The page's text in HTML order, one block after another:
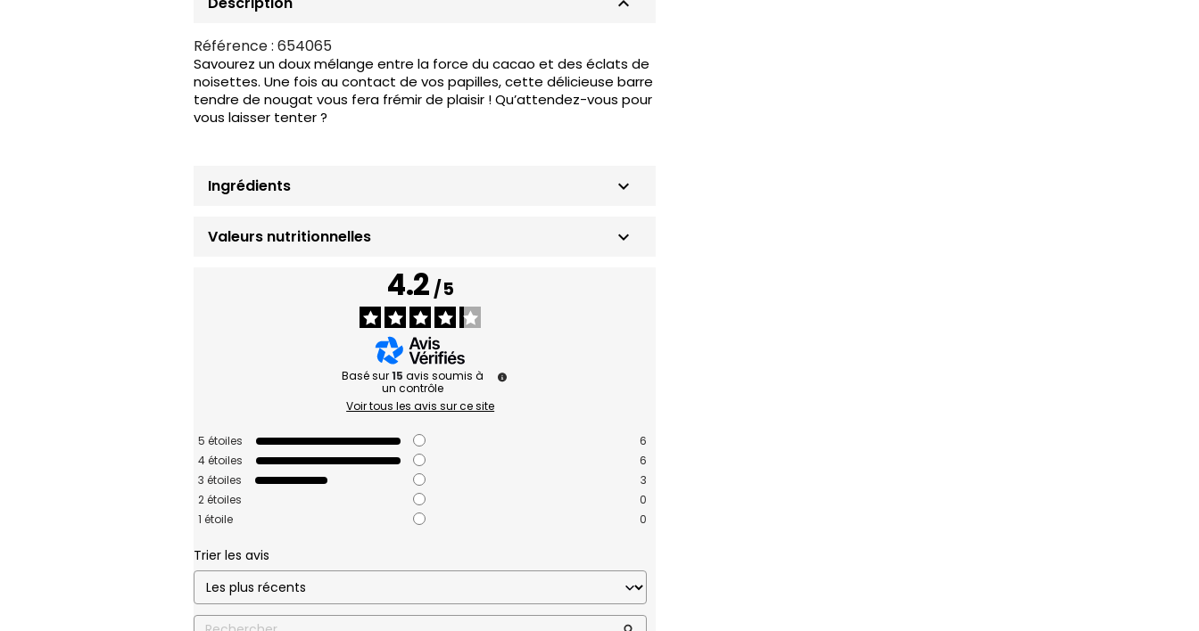
Référence : 654065
Savourez un doux mélange entre la force du cacao et des éclats de
noisettes. Une fois au contact de vos papilles, cette délicieuse barre
tendre de nougat vous fera frémir de plaisir ! Qu’attendez-vous pour
vous laisser tenter ?
Ingrédients keyboard_arrow_down
Valeurs nutritionnelles keyboard_arrow_down
4.2/5
Basé sur15 avis soumis à
un contrôle
Voir tous les avis sur ce site
5 étoiles
6
4étoiles
6
3 étoiles
3
2étoiles
0
1 étoile 0
Trier les avis